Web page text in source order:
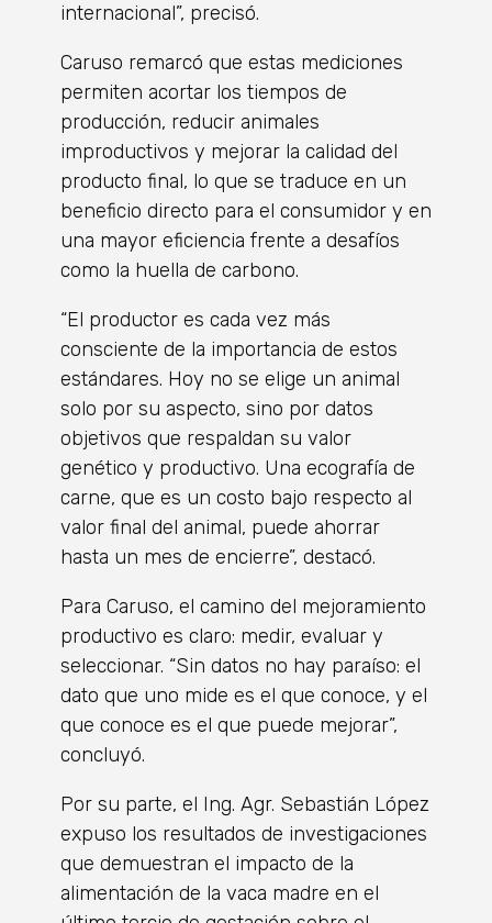
internacional”, precisó.
Caruso remarcó que estas mediciones
permiten acortar los tiempos de
producción, reducir animales
improductivos y mejorar la calidad del
producto final, lo que se traduce en un
beneficio directo para el consumidor y en
una mayor eficiencia frente a desafíos
como la huella de carbono.
“El productor es cada vez más
consciente de la importancia de estos
estándares. Hoy no se elige un animal
solo por su aspecto, sino por datos
objetivos que respaldan su valor
genético y productivo. Una ecografía de
carne, que es un costo bajo respecto al
valor final del animal, puede ahorrar
hasta un mes de encierre”, destacó.
Para Caruso, el camino del mejoramiento
productivo es claro: medir, evaluar y
seleccionar. “Sin datos no hay paraíso: el
dato que uno mide es el que conoce, y el
que conoce es el que puede mejorar”,
concluyó.
Por su parte, el Ing. Agr. Sebastián López
expuso los resultados de investigaciones
que demuestran el impacto de la
alimentación de la vaca madre en el